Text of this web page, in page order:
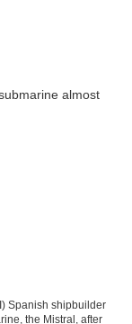
Spanish shipbuilder
the Mistral, after